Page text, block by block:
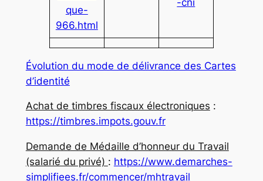
que-
966.html
Évolution du mode de délivrance des Cartes
d’identité
Achat de timbres fiscaux électroniques :
https://timbres.impots.gouv.fr
Demande de Médaille d’honneur du Travail
(salarié du privé) : https://www.demarches-
simplifiees.fr/commencer/mhtravail